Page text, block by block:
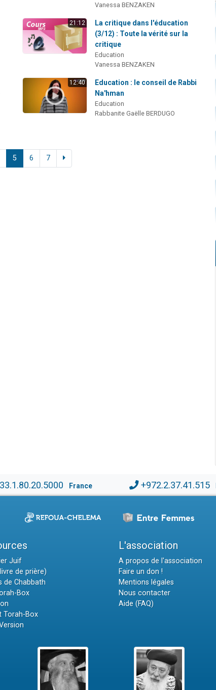
Vanessa BENZAKEN
21:12
La critique dans l'éducation
(3/12) : Toute la vérité sur la
critique
Education
Vanessa BENZAKEN
12:40
Education : le conseil de Rabbi
Na'hman
Education
Rabbanite Gaëlle BERDUGO
5 6 7
France +972.2.37.41.515
Juif
de prière)
de Chabbath
Box
Torah-Box
L'association
A propos de l'association
Faire un don !
Mentions légales
Nous contacter
Aide (FAQ)